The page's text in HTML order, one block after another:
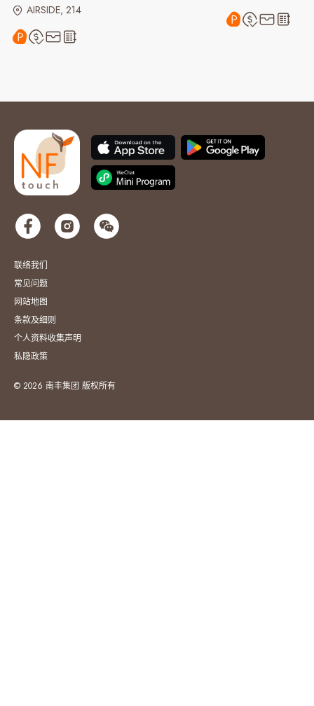
AIRSIDE, 214
联络我们
常见问题
网站地图
条款及细则
个人资料收集声明
私隐政策
© 2026 南丰集团 版权所有